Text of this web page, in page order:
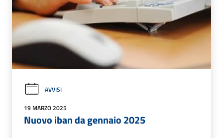
AVVISI
19 MARZO 2025
Nuovo iban da gennaio 2025